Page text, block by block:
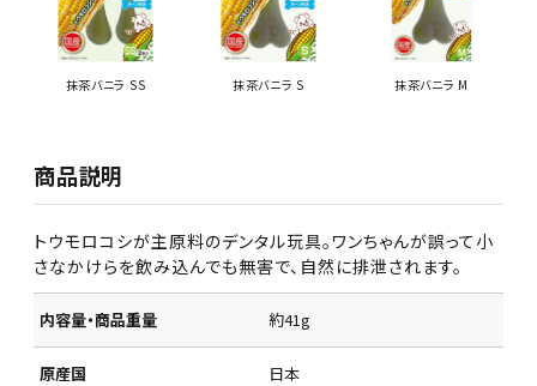
抹茶バニラ SS 抹茶バニラ S 抹茶バニラ M
商品説明
トウモロコシが主原料のデンタル玩具。ワンちゃんが誤って小
さなかけらを飲み込んでも無害で、自然に排泄されます。
内容量・商品重量 約41g
原産国 日本